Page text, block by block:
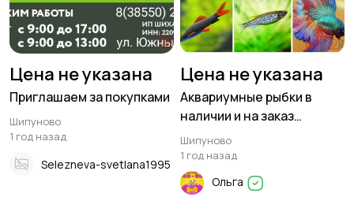
Цена не указана
Приглашаем за покупками
Шипуново
1 год назад
Selezneva-svetlana1995
Цена не указана
Аквариумные рыбки в
наличии и на заказ
ZOOBET
Шипуново
1 год назад
Ольга